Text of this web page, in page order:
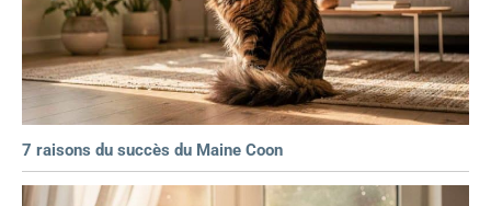
7 raisons du succès du Maine Coon